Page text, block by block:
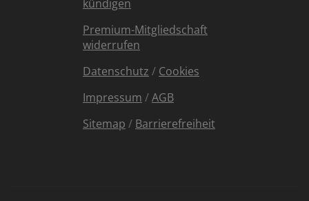
kündigen
Premium-Mitgliedschaft
widerrufen
Datenschutz / Cookies
Impressum /AGB
Sitemap / Barrierefreiheit